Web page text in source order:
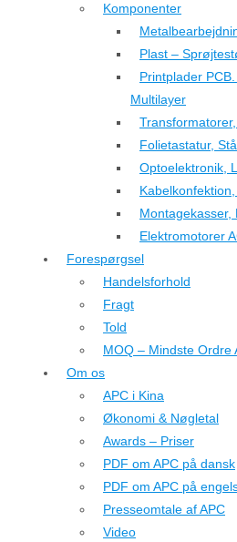
Komponenter
Plast –
Printplader
Multilayer
Folietastatur,
Optoelektronik,
Montagekasser,
Elektromotorer
Forespørgsel
Handelsforhold
Fragt
Told
MOQ – Mindste Ordre
Om os
APC i Kina
Økonomi & Nøgletal
Awards – Priser
PDF om APC på dansk
PDF om APC på
Presseomtale af APC
Video